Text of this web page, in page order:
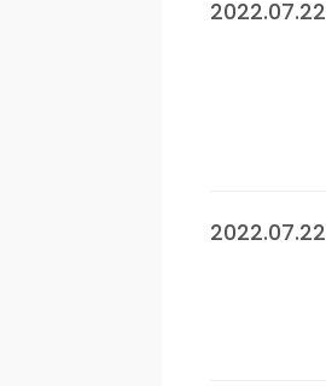
2022.07.22
2022.07.22